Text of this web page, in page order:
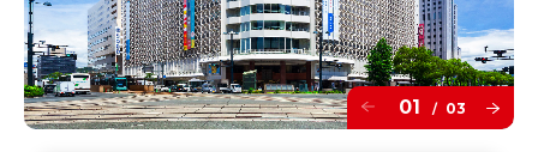
01 / 03